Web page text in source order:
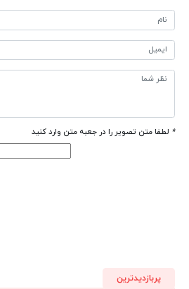
* لطفا متن تصویر را در جعبه متن وارد کنید
پربازدیدترین